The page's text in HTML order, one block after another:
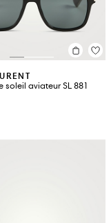
soleil aviateur SL 881